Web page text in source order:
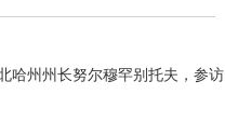
哈州州长努尔穆罕别托夫，参访